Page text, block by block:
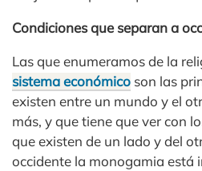
Condiciones que separan a
Las que enumeramos de la
sistema económico son las
existen entre un mundo y el
más, y que tiene que ver con
que existen de un lado y del
occidente la monogamia está